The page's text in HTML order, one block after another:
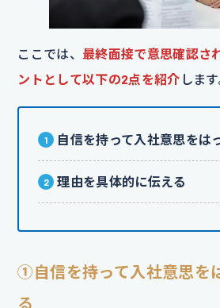
ここでは、 最終面接で意思確認さ
ントとして以下の2点を紹介 します
自信を持って入社意思をは
理由を具体的に伝える
①自信を持って入社意思を
る